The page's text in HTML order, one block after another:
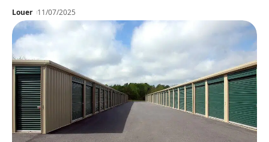
Louer 11/07/2025